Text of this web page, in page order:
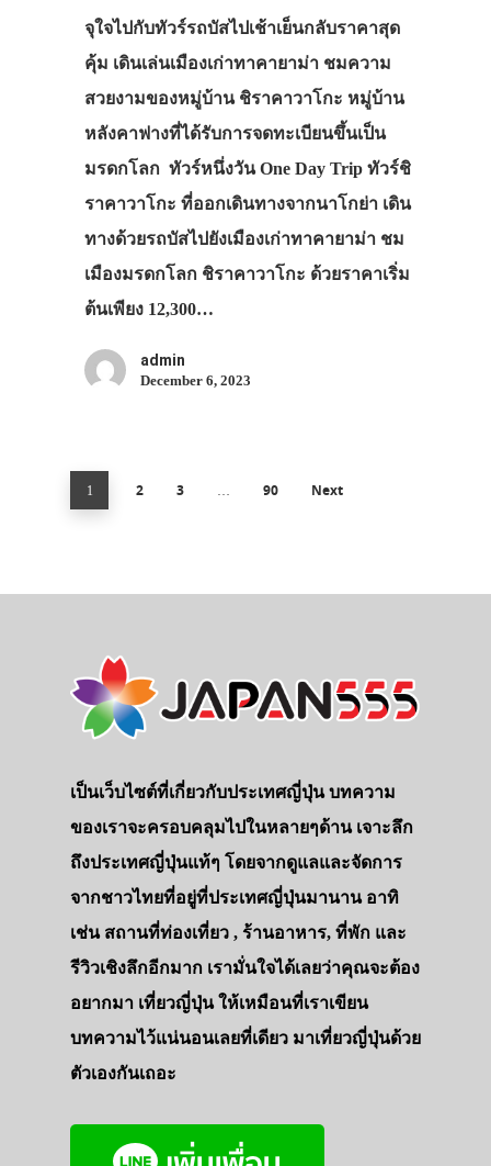
จุใจไปกับทัวร์รถบัสไปเช้าเย็นกลับราคาสุด
คุ้ม เดินเล่นเมืองเก่าทาคายาม่า ชมความ
สวยงามของหมู่บ้าน ชิราคาวาโกะ หมู่บ้าน
หลังคาฟางที่ได้รับการจดทะเบียนขึ้นเป็น
มรดกโลก ทัวร์หนึ่งวัน One Day Trip ทัวร์ชิ
ราคาวาโกะ ที่ออกเดินทางจากนาโกย่า เดิน
ทางด้วยรถบัสไปยังเมืองเก่าทาคายาม่า ชม
เมืองมรดกโลก ชิราคาวาโกะ ด้วยราคาเริ่ม
ต้นเพียง 12,300…
admin
December 6, 2023
1 2 3 … 90 Next
เป็นเว็บไซต์ที่เกี่ยวกับประเทศญี่ปุ่น บทความ
ของเราจะครอบคลุมไปในหลายๆด้าน เจาะลึก
ถึงประเทศญี่ปุ่นแท้ๆ โดยจากดูแลและจัดการ
จากชาวไทยที่อยู่ที่ประเทศญี่ปุ่นมานาน อาทิ
เช่น สถานที่ท่องเที่ยว , ร้านอาหาร, ที่พัก และ
รีวิวเชิงลึกอีกมาก เรามั่นใจได้เลยว่าคุณจะต้อง
อยากมา เที่ยวญี่ปุ่น ให้เหมือนที่เราเขียน
บทความไว้แน่นอนเลยที่เดียว มาเที่ยวญี่ปุ่นด้วย
ตัวเองกันเถอะ